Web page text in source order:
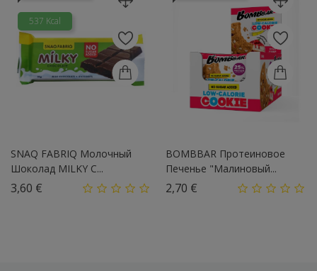
537 Kcal
SNAQ FABRIQ Молочный
Шоколад MILKY С...
3,60 €
BOMBBAR Протеиновое
Печенье "Малиновый...
2,70 €